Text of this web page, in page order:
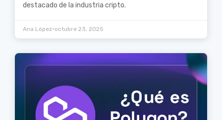
destacado de la industria cripto.
Ana López•octubre 23, 2025